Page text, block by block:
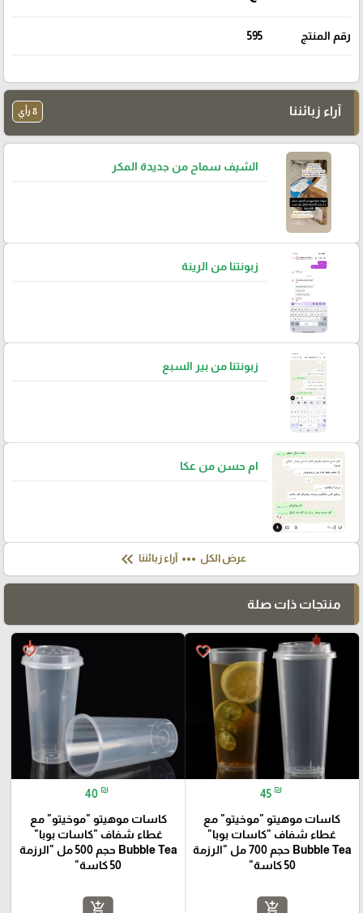
رقم المنتج 595
آراء زبائننا 8 رأي
الشيف سماح من جديدة المكر
زبونتنا من الرينة
زبونتنا من بير السبع
ام حسن من عكا
عرض الكل more_horiz آراء زبائننا keyboard_double_arrow_left
منتجات ذات صلة
favorite_border
45 ₪
كاسات موهيتو "موخيتو" مع
غطاء شفاف "كاسات بوبا"
Bubble Tea حجم 700 مل "الرزمة
50 كاسة"
add_shopping_cart
favorite_border
40 ₪
كاسات موهيتو "موخيتو" مع
غطاء شفاف "كاسات بوبا"
Bubble Tea حجم 500 مل "الرزمة
50 كاسة"
add_shopping_cart